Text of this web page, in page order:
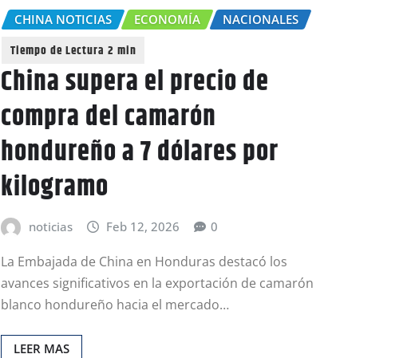
CHINA NOTICIAS ECONOMÍA NACIONALES
China supera el precio de
compra del camarón
hondureño a 7 dólares por
kilogramo
noticias Feb 12, 2026 0
La Embajada de China en Honduras destacó los
avances significativos en la exportación de camarón
blanco hondureño hacia el mercado…
LEER MAS